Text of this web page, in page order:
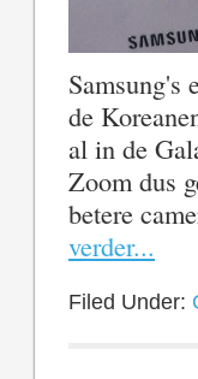
Samsung's
de
al in de
Zoom dus
betere
verder...
Filed Under: